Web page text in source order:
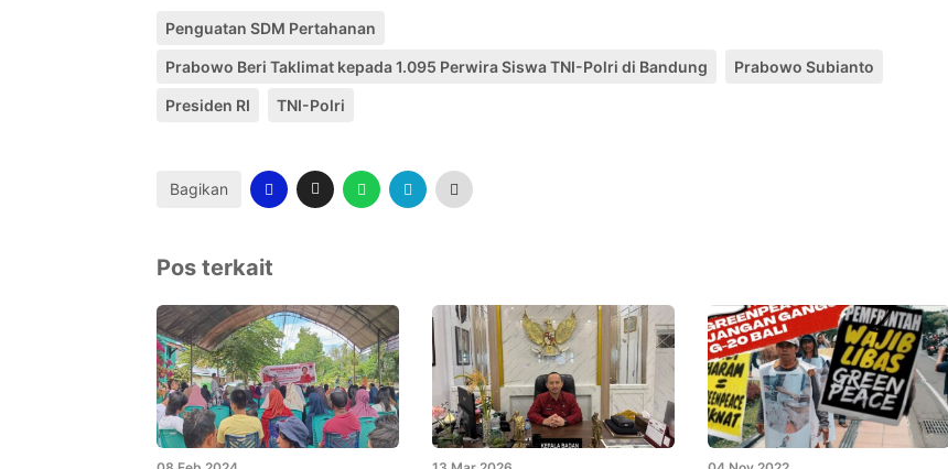
Penguatan SDM Pertahanan
Prabowo Beri Taklimat kepada 1.095 Perwira Siswa TNI-Polri di Bandung Prabowo Subianto
Presiden RI TNI-Polri
Bagikan
Pos terkait